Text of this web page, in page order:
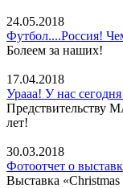
24.05.2018
Футбол....Россия!
Болеем за наших!
17.04.2018
Урааа! У нас
Предствительству
лет!
30.03.2018
Фотоотчет о
Выставка